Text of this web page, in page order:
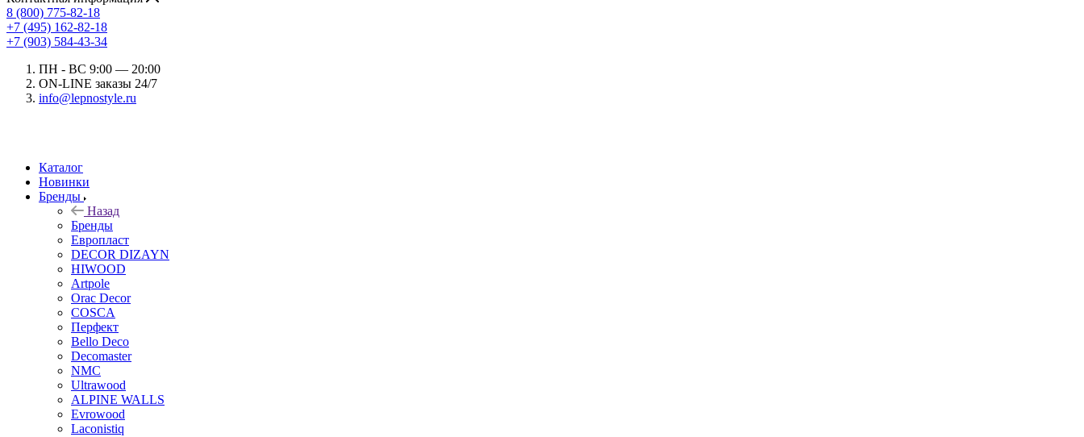
8 (800) 775-82-18
+7 (495) 162-82-18
+7 (903) 584-43-34
ПН - ВС 9:00 — 20:00
ON-LINE заказы 24/7
info@lepnostyle.ru
Каталог
Новинки
Бренды
Назад
Бренды
Европласт
DECOR DIZAYN
HIWOOD
Artpole
Orac Decor
COSCA
Перфект
Bello Deco
Decomaster
NMС
Ultrawood
ALPINE WALLS
Evrowood
Laconistiq